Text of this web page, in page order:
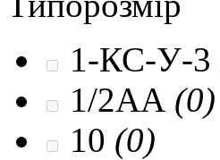
1-КС-У-3
1/2AA (0)
10 (0)